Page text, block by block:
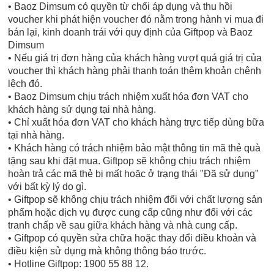
• Baoz Dimsum có quyền từ chối áp dụng và thu hồi
voucher khi phát hiện voucher đó nằm trong hành vi mua đi
bán lại, kinh doanh trái với quy định của Giftpop và Baoz
Dimsum
• Nếu giá trị đơn hàng của khách hàng vượt quá giá trị của
voucher thì khách hàng phải thanh toán thêm khoản chênh
lệch đó.
• Baoz Dimsum chịu trách nhiệm xuất hóa đơn VAT cho
khách hàng sử dụng tại nhà hàng.
• Chỉ xuất hóa đơn VAT cho khách hàng trực tiếp dùng bữa
tại nhà hàng.
• Khách hàng có trách nhiệm bảo mật thông tin mã thẻ quà
tặng sau khi đặt mua. Giftpop sẽ không chịu trách nhiệm
hoàn trả các mã thẻ bị mất hoặc ở trạng thái "Đã sử dụng"
với bất kỳ lý do gì.
• Giftpop sẽ không chịu trách nhiệm đối với chất lượng sản
phẩm hoặc dịch vụ được cung cấp cũng như đối với các
tranh chấp về sau giữa khách hàng và nhà cung cấp.
• Giftpop có quyền sửa chữa hoặc thay đổi điều khoản và
điều kiện sử dụng mà không thông báo trước.
• Hotline Giftpop: 1900 55 88 12.